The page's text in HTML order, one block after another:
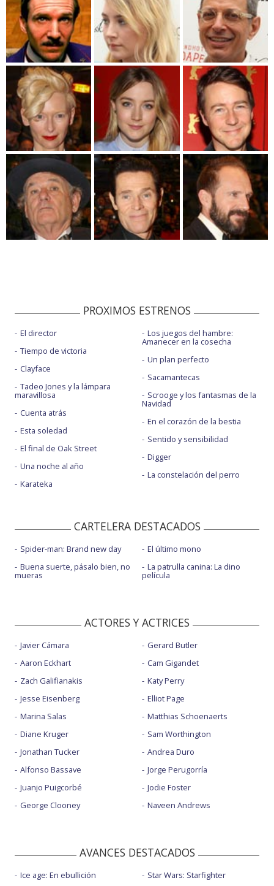
PROXIMOS ESTRENOS
El director
Tiempo de victoria
Clayface
Tadeo Jones y la lámpara
maravillosa
Cuenta atrás
Esta soledad
El final de Oak Street
Una noche al año
Karateka
Los juegos del hambre:
Amanecer en la cosecha
Un plan perfecto
Sacamantecas
Scrooge y los fantasmas de la
Navidad
En el corazón de la bestia
Sentido y sensibilidad
Digger
La constelación del perro
CARTELERA DESTACADOS
Spider-man: Brand new day
Buena suerte, pásalo bien, no
mueras
El último mono
La patrulla canina: La dino
película
ACTORES Y ACTRICES
Javier Cámara
Aaron Eckhart
Zach Galifianakis
Jesse Eisenberg
Marina Salas
Diane Kruger
Jonathan Tucker
Alfonso Bassave
Juanjo Puigcorbé
George Clooney
Gerard Butler
Cam Gigandet
Katy Perry
Elliot Page
Matthias Schoenaerts
Sam Worthington
Andrea Duro
Jorge Perugorría
Jodie Foster
Naveen Andrews
AVANCES DESTACADOS
Ice age: En ebullición
Star Wars: Starfighter